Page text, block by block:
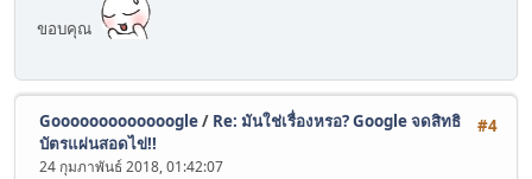
ขอบคุณ
#4
Gooooooooooooogle/ Re: มันใช่เรื่องหรอ? Google จดสิทธิ
บัตรแผ่นสอดไข่!!
24 กุมภาพันธ์ 2018, 01:42:07